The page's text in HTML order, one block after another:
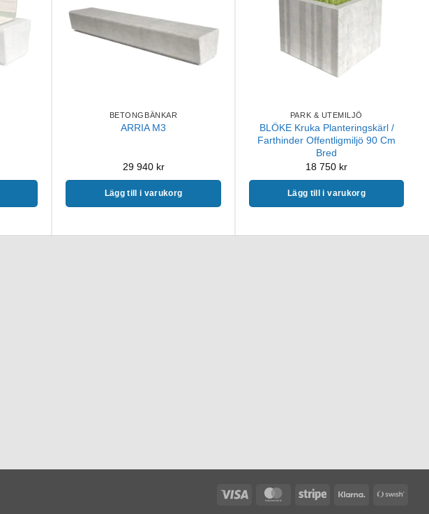
BETONGBÄNKAR
ARRIA M3
29 940 kr
Lägg till i varukorg
PARK & UTEMILJÖ
BLÖKE Kruka Planteringskärl /
Farthinder Offentligmiljö 90 Cm
Bred
18 750 kr
Lägg till i varukorg
Visa MasterCardStripe Klarna